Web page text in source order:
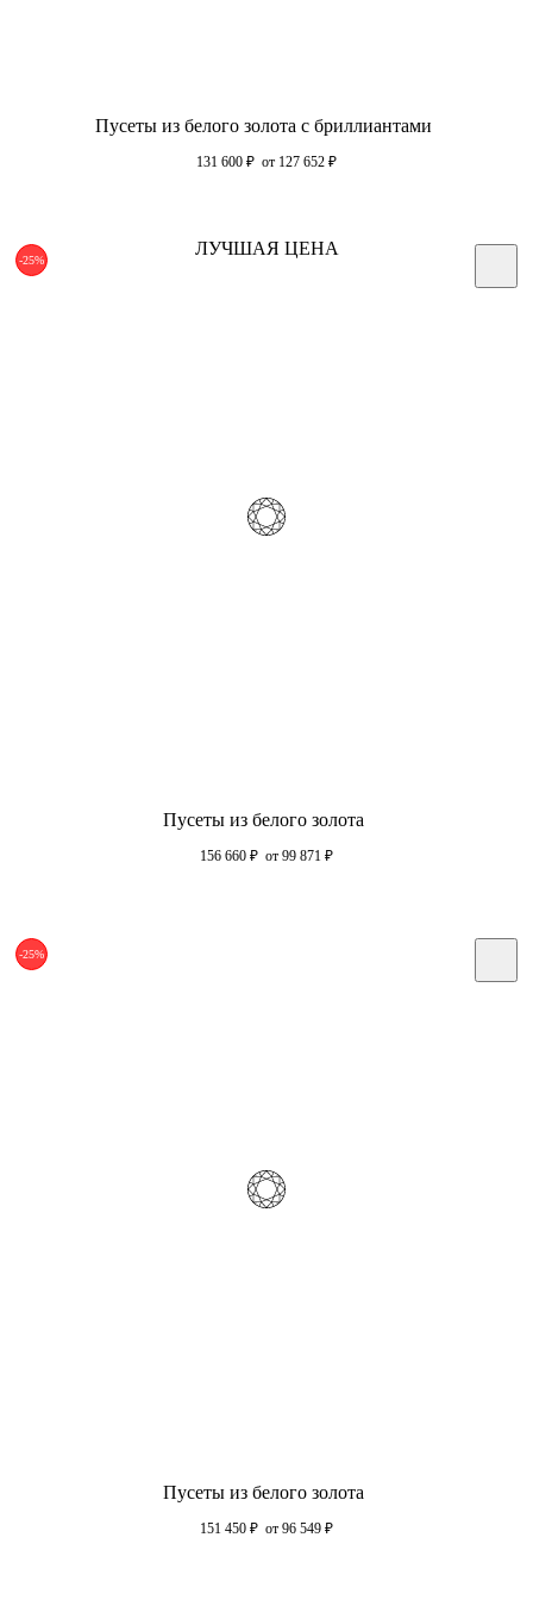
Пусеты из белого золота с бриллиантами
131 600 ₽ от 127 652 ₽
-25%
ЛУЧШАЯ ЦЕНА
Пусеты из белого золота
156 660 ₽ от 99 871 ₽
-25%
Пусеты из белого золота
151 450 ₽ от 96 549 ₽